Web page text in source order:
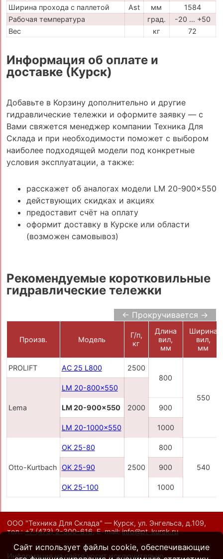
Ширина прохода с паллетой
Ast мм
1584
Рабочая температура
град.
-20 … +50
Вес
кг 72
Информация об оплате и
доставке (Курск)
Добавьте в Корзину дополнительно и другие
гидравлические тележки и оформите заявку — с
Вами свяжется менеджер компании Техника Для
Склада и при необходимости поможет с выбором
наиболее подходящей модели под конкретные
условия эксплуатации, а также:
расскажет об аналогах модели LM 20-900x550
действующих скидках и акциях
предоставит счёт на оплату
оформит доставку в Курске или области
(возможен самовывоз)
Рекомендуемые коротковильные
гидравлические тележки
← Прокручивается →
Произв. Модель
Г/п,
кг
Длина
вил,
мм
Ширина
вил,
мм
PROLIFT AC 25 L800
2500
800
550
Lema
LM 20-800x550
2000
LM 20-900x550 900
LM 20-1000x550 1000
Otto-Kurtbach
OK 25-80
2500
800
540
OK 25-90 900
OK 25-100 1000
ООО "Техника Для Склада" — Курск, ул. Энгельса, д.109,
тел.:+7 (473) 2-300-616,E-mail:info@pt-kursk.ru
Информация на сайте носит исключительно
Сайт использует файлы cookie, обеспечивающие